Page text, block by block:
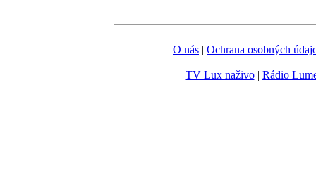
O nás | Ochrana osobných
TV Lux naživo| Rádio